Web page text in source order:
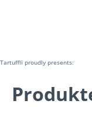
Tartuffli proudly presents: